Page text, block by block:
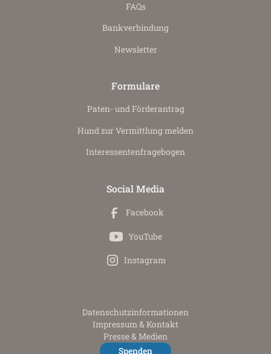
FAQs
Bankverbindung
Newsletter
Formulare
Paten- und Förderantrag
Hund zur Vermittlung melden
Interessenten­fragebogen
Social Media
Facebook
YouTube
Instagram
Datenschutz­informationen
Impressum & Kontakt
Presse & Medien
Spenden